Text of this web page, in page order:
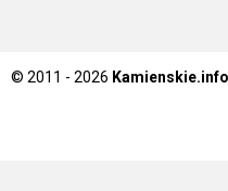
© 2011 - 2026 Kamienskie.info